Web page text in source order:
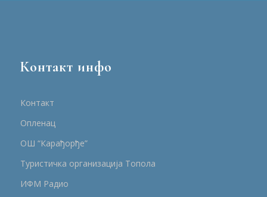
Контакт инфо
Контакт
Опленац
ОШ “Карађорђе”
Туристичка организација Топола
ИФМ Радио